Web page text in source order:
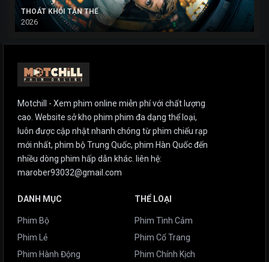
THOÁT KHỎI TẬN THẾ
2026
Motchill - Xem phim online miễn phí với chất lượng
cao. Website sở kho phim phim đa dạng thể loại,
luôn được cập nhật nhanh chóng từ phim chiếu rạp
mới nhất, phim bộ Trung Quốc, phim Hàn Quốc đến
nhiều dòng phim hấp dẫn khác. liên hệ:
marober93032@gmail.com
DANH MỤC
Phim Bộ
Phim Lẻ
Phim Hành Động
THỂ LOẠI
Phim Tình Cảm
Phim Cổ Trang
Phim Chính Kịch